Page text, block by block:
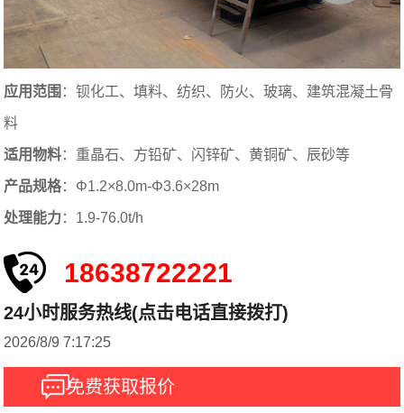
应用范围 ：钡化工、填料、纺织、防火、玻璃、建筑混凝土骨
料
适用物料：重晶石、方铅矿、闪锌矿、黄铜矿、辰砂等
产品规格：Φ1.2×8.0m-Φ3.6×28m
处理能力 ：1.9-76.0t/h
18638722221
24小时服务热线(点击电话直接拨打)
2026/8/9 7:17:25
免费获取报价